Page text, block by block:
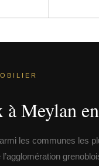
Meylan
les communes les